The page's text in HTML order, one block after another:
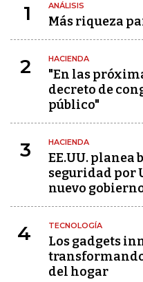
1 ANÁLISIS
Más riqueza
2 HACIENDA
"En las
decreto de
público"
3 HACIENDA
EE.UU.
seguridad por
nuevo
4 TECNOLOGÍA
Los gadgets
del hogar